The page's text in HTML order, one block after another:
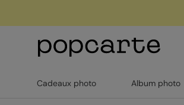
Cadeaux photo Album photo